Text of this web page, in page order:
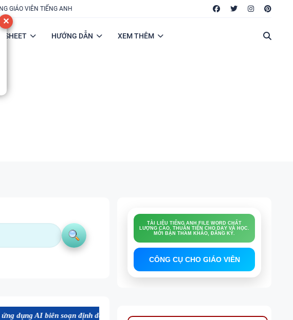
GIÁO VIÊN TIẾNG ANH
SHEET HƯỚNG DẪN XEM THÊM
soạn định dạng file Word chất lượng cao, thuận tiện cho dạy và học tiếng Anh.
TÀI LIỆU TIẾNG ANH FILE WORD CHẤT
LƯỢNG CAO, THUẬN TIỆN CHO DẠY VÀ HỌC.
MỜI BẠN THAM KHẢO, ĐĂNG KÝ.
CÔNG CỤ CHO GIÁO VIÊN
✕